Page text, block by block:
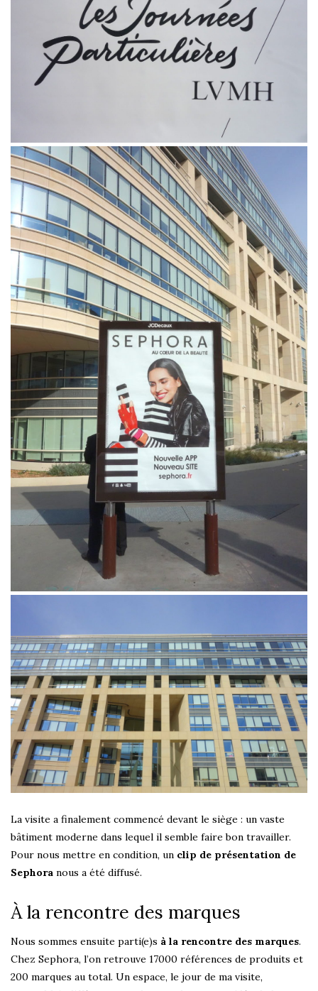
La visite a finalement commencé devant le siège : un vaste
bâtiment moderne dans lequel il semble faire bon travailler.
Pour nous mettre en condition, un clip de présentation de
Sephora nous a été diffusé.
À la rencontre des marques
Nous sommes ensuite parti(e)s à la rencontre des marques.
Chez Sephora, l’on retrouve 17000 références de produits et
200 marques au total. Un espace, le jour de ma visite,